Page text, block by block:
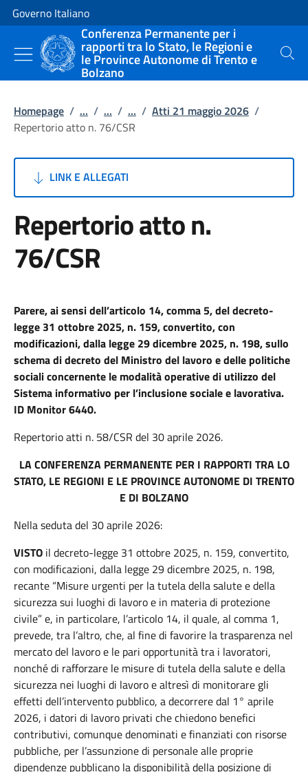
Vai al contenuto
Vai alla navigazione del sito
Governo Italiano
Conferenza Permanente per i
rapporti tra lo Stato, le Regioni e
le Province Autonome di Trento e
Bolzano
Cerca
Homepage / ... / ... / ... / Atti 21 maggio 2026 /
Repertorio atto n. 76/CSR
LINK E ALLEGATI
Repertorio atto n.
76/CSR
Parere, ai sensi dell’articolo 14, comma 5, del decreto-
legge 31 ottobre 2025, n. 159, convertito, con
modificazioni, dalla legge 29 dicembre 2025, n. 198, sullo
schema di decreto del Ministro del lavoro e delle politiche
sociali concernente le modalità operative di utilizzo del
Sistema informativo per l’inclusione sociale e lavorativa.
ID Monitor 6440.
Repertorio atti n. 58/CSR del 30 aprile 2026.
LA CONFERENZA PERMANENTE PER I RAPPORTI TRA LO
STATO, LE REGIONI E LE PROVINCE AUTONOME DI TRENTO
E DI BOLZANO
Nella seduta del 30 aprile 2026:
VISTO il decreto-legge 31 ottobre 2025, n. 159, convertito,
con modificazioni, dalla legge 29 dicembre 2025, n. 198,
recante “Misure urgenti per la tutela della salute e della
sicurezza sui luoghi di lavoro e in materia di protezione
civile” e, in particolare, l’articolo 14, il quale, al comma 1,
prevede, tra l’altro, che, al fine di favorire la trasparenza nel
mercato del lavoro e le pari opportunità tra i lavoratori,
nonché di rafforzare le misure di tutela della salute e della
sicurezza nei luoghi di lavoro e altresì di monitorare gli
effetti dell’intervento pubblico, a decorrere dal 1° aprile
2026, i datori di lavoro privati che chiedono benefici
contributivi, comunque denominati e finanziati con risorse
pubbliche, per l’assunzione di personale alle proprie
dipendenze pubblicano la disponibilità della posizione di